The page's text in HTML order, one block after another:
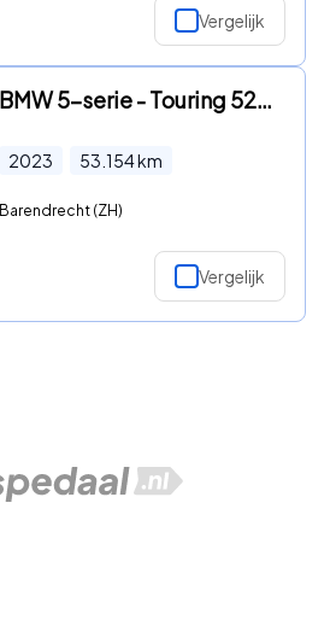
Vergelijk
BMW 5-serie - Touring 520i Business Edition+ Aut | Nappa leder | Adaptive
2023 53.154km
Barendrecht (ZH)
Vergelijk